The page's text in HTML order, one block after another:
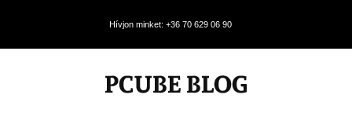
Hívjon minket: +36 70 629 06 90